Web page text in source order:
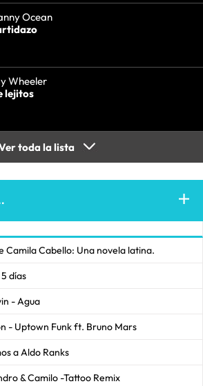
Ocean
Wheeler
lejitos
toda la lista
Camila Cabello: Una novela latina.
días
- Agua
- Uptown Funk ft. Bruno Mars
a Aldo Ranks
& Camilo -Tattoo Remix